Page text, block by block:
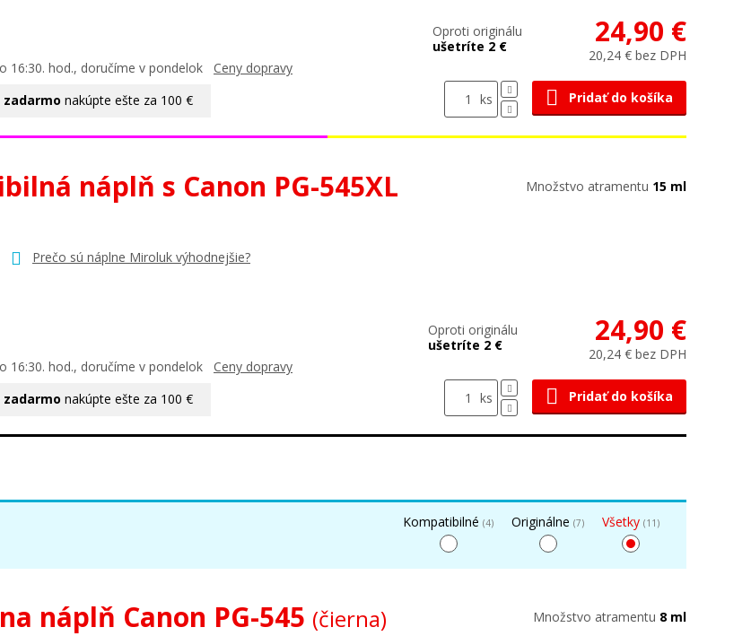
16:30. hod., doručíme v pondelok Ceny dopravy
zadarmo nakúpte ešte za 100 €
Oproti originálu
ušetríte 2 €
24,90 €
20,24 € bez DPH
ks Pridať do košíka
náplň s Canon PG-545XL
Prečo sú náplne Miroluk výhodnejšie?
16:30. hod., doručíme v pondelok Ceny dopravy
zadarmo nakúpte ešte za 100 €
Množstvo atramentu 15 ml
Oproti originálu
ušetríte 2 €
24,90 €
20,24 € bez DPH
ks Pridať do košíka
Kompatibilné (4) Originálne (7) Všetky (11)
náplň Canon PG-545 (čierna) Množstvo atramentu 8 ml